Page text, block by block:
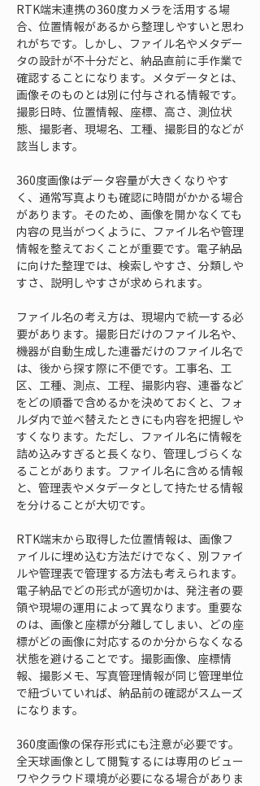
RTK端末連携の360度カメラを活用する場
合、位置情報があるから整理しやすいと思わ
れがちです。しかし、ファイル名やメタデー
タの設計が不十分だと、納品直前に手作業で
確認することになります。メタデータとは、
画像そのものとは別に付与される情報です。
撮影日時、位置情報、座標、高さ、測位状
態、撮影者、現場名、工種、撮影目的などが
該当します。
360度画像はデータ容量が大きくなりやす
く、通常写真よりも確認に時間がかかる場合
があります。そのため、画像を開かなくても
内容の見当がつくように、ファイル名や管理
情報を整えておくことが重要です。電子納品
に向けた整理では、検索しやすさ、分類しや
すさ、説明しやすさが求められます。
ファイル名の考え方は、現場内で統一する必
要があります。撮影日だけのファイル名や、
機器が自動生成した連番だけのファイル名で
は、後から探す際に不便です。工事名、工
区、工種、測点、工程、撮影内容、連番など
をどの順番で含めるかを決めておくと、フォ
ルダ内で並べ替えたときにも内容を把握しや
すくなります。ただし、ファイル名に情報を
詰め込みすぎると長くなり、管理しづらくな
ることがあります。ファイル名に含める情報
と、管理表やメタデータとして持たせる情報
を分けることが大切です。
RTK端末から取得した位置情報は、画像フ
ァイルに埋め込む方法だけでなく、別ファイ
ルや管理表で管理する方法も考えられます。
電子納品でどの形式が適切かは、発注者の要
領や現場の運用によって異なります。重要な
のは、画像と座標が分離してしまい、どの座
標がどの画像に対応するのか分からなくなる
状態を避けることです。撮影画像、座標情
報、撮影メモ、写真管理情報が同じ管理単位
で紐づいていれば、納品前の確認がスムーズ
になります。
360度画像の保存形式にも注意が必要です。
全天球画像として閲覧するには専用のビュー
ワやクラウド環境が必要になる場合がありま